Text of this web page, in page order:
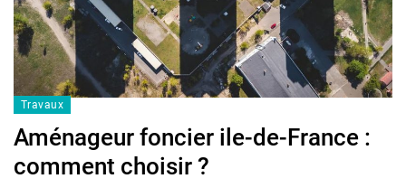
Travaux
Aménageur foncier ile-de-France :
comment choisir ?